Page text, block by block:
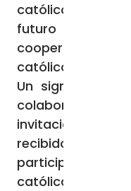
católicos de
futuro próximo,
cooperación a
católicos
Un signo
colaboración
invitación oficial
recibido el
participar en el
católica, a la que